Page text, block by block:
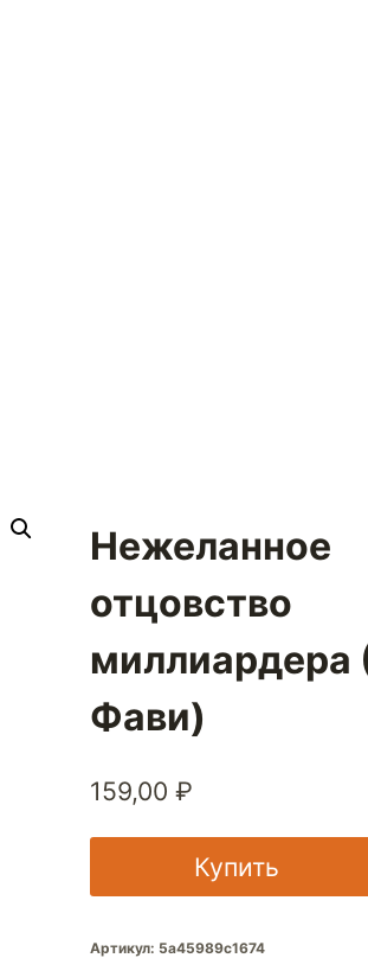
Нежеланное
отцовство
миллиардера
Фави)
159,00 ₽
Купить
Артикул: 5a45989c1674